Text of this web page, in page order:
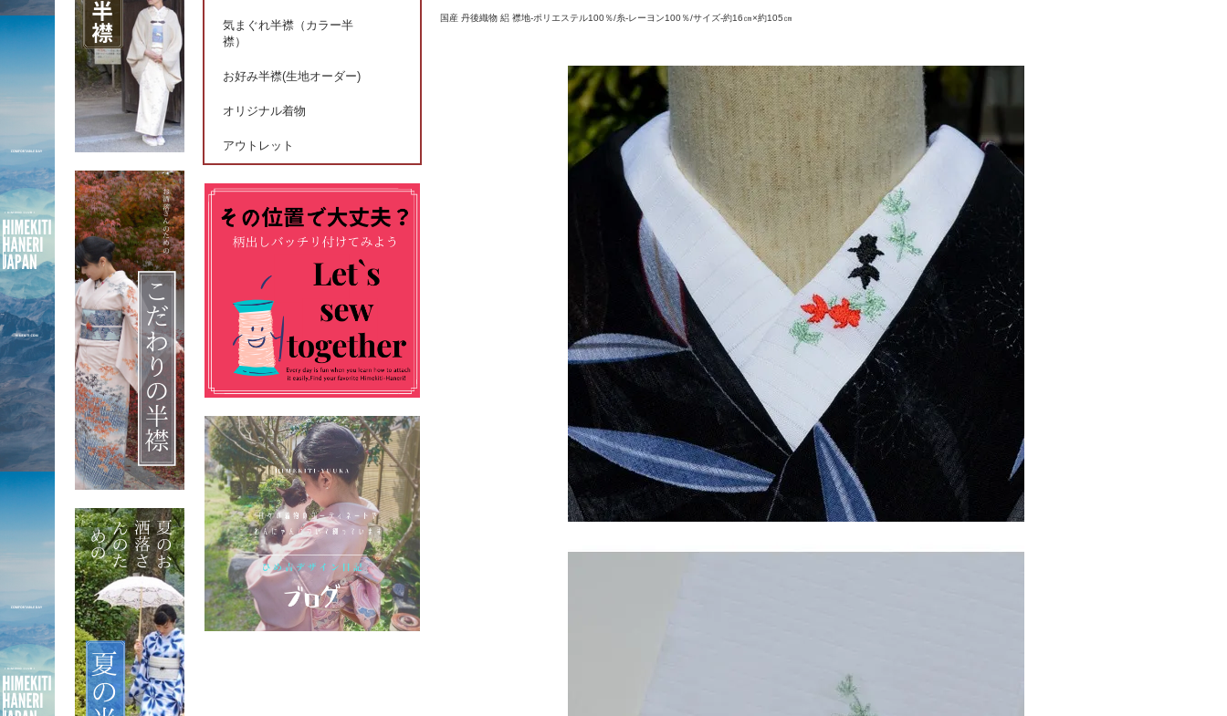
国産 丹後織物 絽 襟地-ポリエステル100％/糸-レーヨン100％/サイズ-約16㎝×約105㎝
気まぐれ半襟（カラー半
襟）
お好み半襟(生地オーダー)
オリジナル着物
アウトレット